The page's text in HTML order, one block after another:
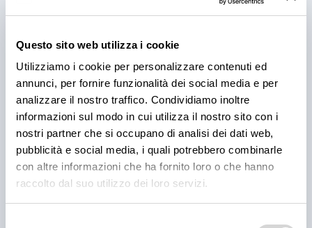
Questo sito web utilizza i cookie
Utilizziamo i cookie per personalizzare contenuti ed
annunci, per fornire funzionalità dei social media e per
analizzare il nostro traffico. Condividiamo inoltre
informazioni sul modo in cui utilizza il nostro sito con i
nostri partner che si occupano di analisi dei dati web,
pubblicità e social media, i quali potrebbero combinarle
con altre informazioni che ha fornito loro o che hanno
raccolto dal suo utilizzo dei loro servizi.
Hamburger 200gr aberdeen angus bovino